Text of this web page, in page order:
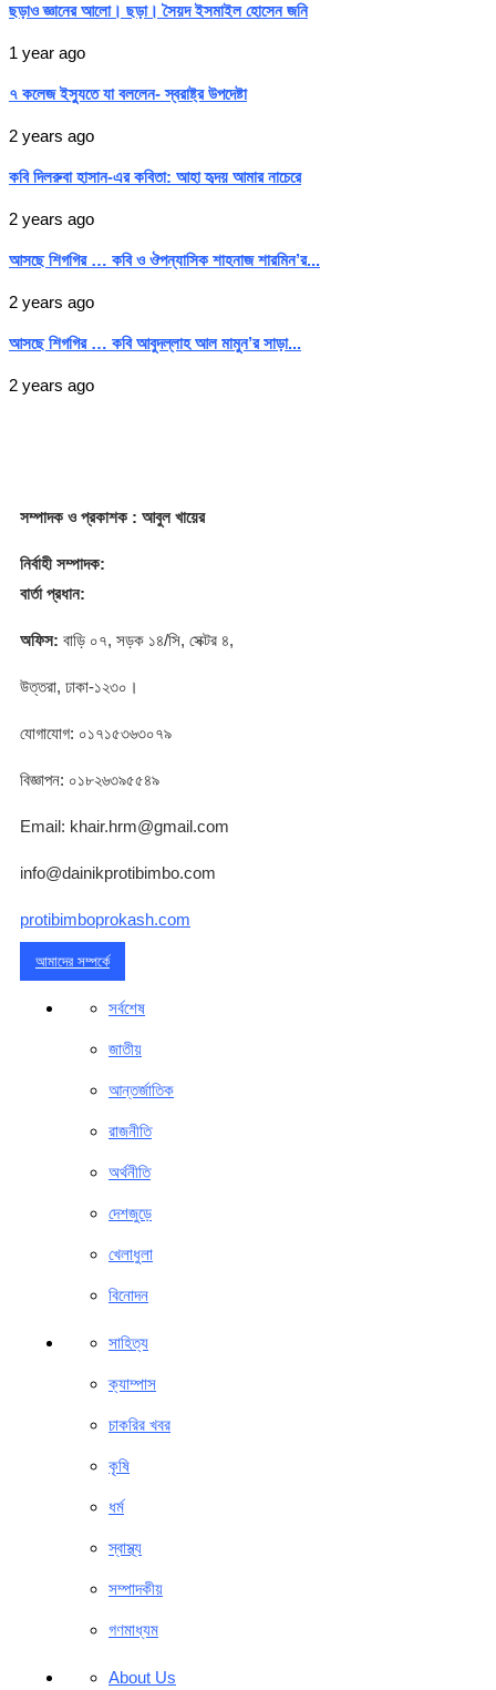
ছড়াও জ্ঞানের আলো। ছড়া। সৈয়দ ইসমাইল হোসেন জনি
1 year ago
৭ কলেজ ইস্যুতে যা বললেন- স্বরাষ্ট্র উপদেষ্টা
2 years ago
কবি দিলরুবা হাসান-এর কবিতা: আহা হৃদয় আমার নাচেরে
2 years ago
আসছে শিগগির … কবি ও ঔপন্যাসিক শাহনাজ শারমিন’র...
2 years ago
আসছে শিগগির … কবি আবুদল্লাহ আল মামুন’র সাড়া...
2 years ago
সম্পাদকও প্রকাশক : আবুল খায়ের
নির্বাহী সম্পাদক:
বার্তা প্রধান:
অফিস: বাড়ি ০৭, সড়ক ১৪/সি, সেক্টর ৪,
উত্তরা, ঢাকা-১২৩০।
যোগাযোগ: ০১৭১৫৩৬৩০৭৯
বিজ্ঞাপন: ০১৮২৬৩৯৫৫৪৯
Email: khair.hrm@gmail.com
info@dainikprotibimbo.com
protibimboprokash.com
আমাদের সম্পর্কে
সর্বশেষ
জাতীয়
আন্তর্জাতিক
রাজনীতি
অর্থনীতি
দেশজুড়ে
খেলাধুলা
বিনোদন
সাহিত্য
ক্যাম্পাস
চাকরির খবর
কৃষি
ধর্ম
স্বাস্থ্য
সম্পাদকীয়
গণমাধ্যম
About Us